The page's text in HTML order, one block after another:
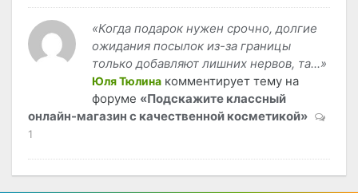
«Когда подарок нужен срочно, долгие
ожидания посылок из-за границы
только добавляют лишних нервов, та...»
Юля Тюлина комментирует тему на
форуме «Подскажите классный
онлайн-магазин с качественной косметикой»
1